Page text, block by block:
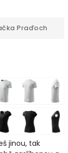
Praďoch
jinou, tak